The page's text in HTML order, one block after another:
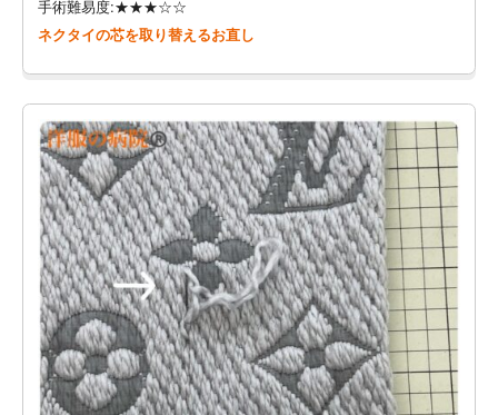
手術難易度:★★★☆☆
ネクタイの芯を取り替えるお直し